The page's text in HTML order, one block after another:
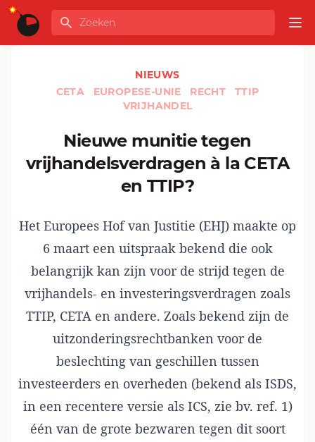
Ga naar de inhoud
GLOBALINFO
Zoeken
NIEUWS
CETA
EUROPESE-UNIE RECHT
TTIP
VRIJHANDEL
Nieuwe munitie tegen
vrijhandelsverdragen à la CETA
en TTIP?
Het Europees Hof van Justitie (EHJ) maakte op
6 maart een uitspraak bekend die ook
belangrijk kan zijn voor de strijd tegen de
vrijhandels- en investeringsverdragen zoals
TTIP, CETA en andere. Zoals bekend zijn de
uitzonderingsrechtbanken voor de
beslechting van geschillen tussen
investeerders en overheden (bekend als ISDS,
in een recentere versie als ICS, zie bv. ref. 1)
één van de grote bezwaren tegen dit soort